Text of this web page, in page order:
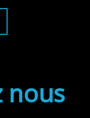
nous